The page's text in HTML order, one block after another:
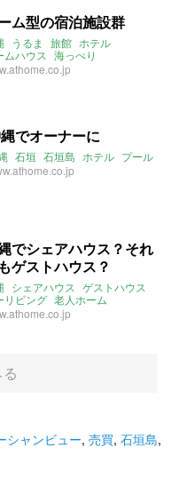
ム型の宿泊施設群
うるま 旅館 ホテル
ムハウス 海っぺり
でオーナーに
石垣 石垣島 ホテル プール
でシェアハウス？それ
ゲストハウス？
シェアハウス ゲストハウス
リビング 老人ホーム
シャンビュー, 売買, 石垣島,